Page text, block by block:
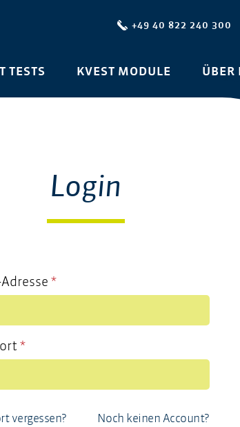
+49 40 822 240 300
TESTS KVEST MODULE ÜBER
Login
*
*
vergessen? Noch keinen Account?